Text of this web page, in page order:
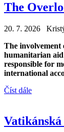
The
20. 7. 2026
The involvement
humanitarian aid
responsible for
international
Číst dále